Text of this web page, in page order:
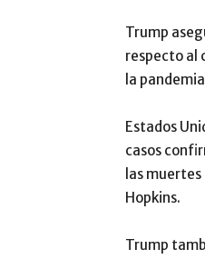
Trump
respecto al
la
Estados
casos
las
Hopkins.
Trump